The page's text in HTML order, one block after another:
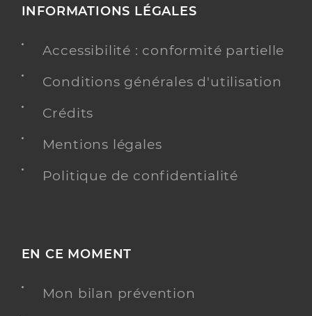
INFORMATIONS LÉGALES
Accessibilité : conformité partielle
Conditions générales d'utilisation
Crédits
Mentions légales
Politique de confidentialité
EN CE MOMENT
Mon bilan prévention